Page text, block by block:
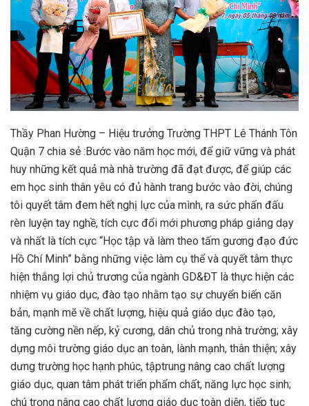
Thầy Phan Hường – Hiệu trưởng Trường THPT Lê Thánh Tôn
Quận 7 chia sẻ :Bước vào năm học mới, để giữ vững và phát
huy những kết quả mà nhà trường đã đạt được, để giúp các
em học sinh thân yêu có đủ hành trang bước vào đời, chúng
tôi quyết tâm đem hết nghị lực của mình, ra sức phấn đấu
rèn luyện tay nghề, tích cực đổi mới phương pháp giảng dạy
và nhất là tích cực “Học tập và làm theo tấm gương đạo đức
Hồ Chí Minh” bằng những việc làm cụ thể và quyết tâm thực
hiện thắng lợi chủ trương của ngành GD&ĐT là thực hiện các
nhiệm vụ giáo dục, đào tạo nhằm tạo sự chuyển biến căn
bản, mạnh mẽ về chất lượng, hiệu quả giáo dục đào tạo,
tăng cường nền nếp, kỷ cương, dân chủ trong nhà trường; xây
dựng môi trường giáo dục an toàn, lành mạnh, thân thiện; xây
dưng trường học hạnh phúc, tậptrung nâng cao chất lượng
giáo dục, quan tâm phát triển phẩm chất, năng lực học sinh;
chú trọng nâng cao chất lượng giáo dục toàn diện, tiếp tục